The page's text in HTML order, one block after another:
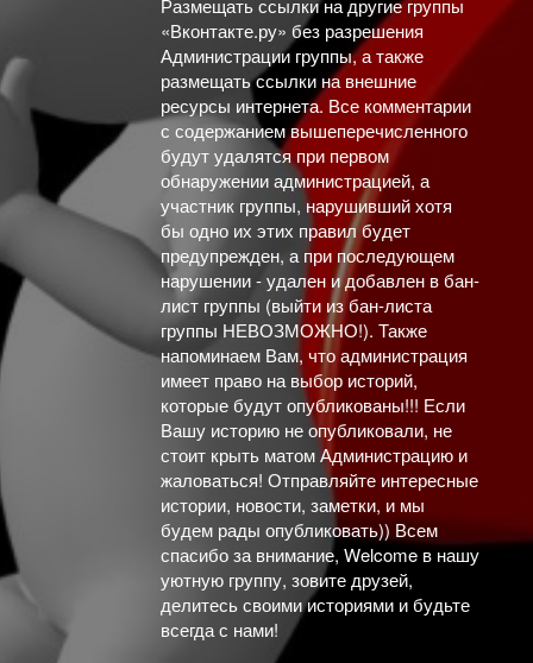
Размещать ссылки на другие группы
«Вконтакте.ру» без разрешения
Администрации группы, а также
размещать ссылки на внешние
ресурсы интернета. Все комментарии
с содержанием вышеперечисленного
будут удалятся при первом
обнаружении администрацией, а
участник группы, нарушивший хотя
бы одно их этих правил будет
предупрежден, а при последующем
нарушении - удален и добавлен в бан-
лист группы (выйти из бан-листа
группы НЕВОЗМОЖНО!). Также
напоминаем Вам, что администрация
имеет право на выбор историй,
которые будут опубликованы!!! Если
Вашу историю не опубликовали, не
стоит крыть матом Администрацию и
жаловаться! Отправляйте интересные
истории, новости, заметки, и мы
будем рады опубликовать)) Всем
спасибо за внимание, Welcome в нашу
уютную группу, зовите друзей,
делитесь своими историями и будьте
всегда с нами!